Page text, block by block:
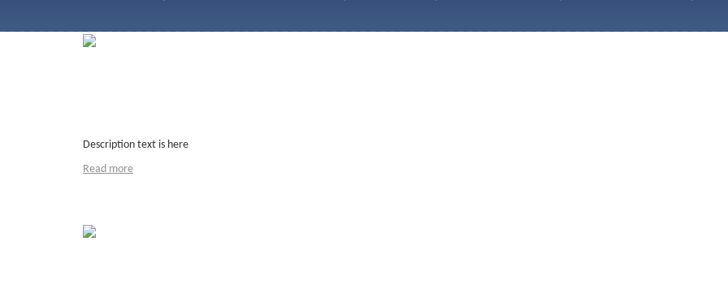
Description text is here
Read more